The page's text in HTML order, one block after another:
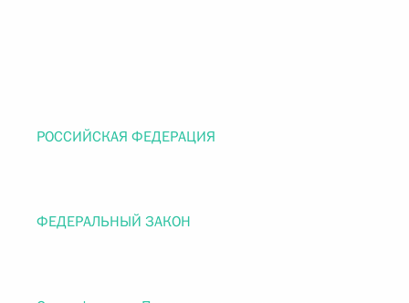
РОССИЙСКАЯ ФЕДЕРАЦИЯ
ФЕДЕРАЛЬНЫЙ ЗАКОН